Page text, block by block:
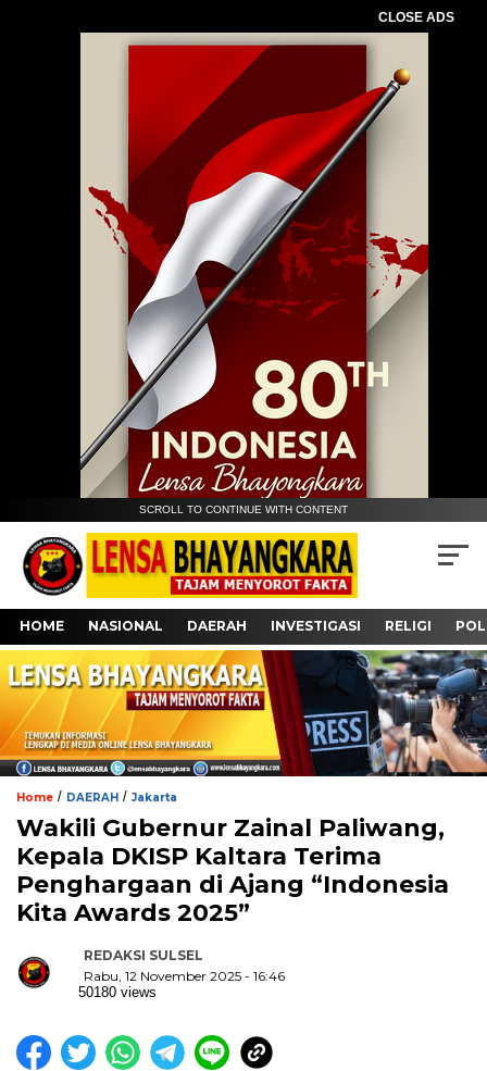
CLOSE ADS
SCROLL TO CONTINUE WITH CONTENT
HOME NASIONAL DAERAH INVESTIGASI RELIGI
Home / DAERAH / Jakarta
Wakili Gubernur Zainal Paliwang,
Kepala DKISP Kaltara Terima
Penghargaan di Ajang “Indonesia
Kita Awards 2025”
REDAKSI SULSEL
Rabu, 12 November 2025 - 16:46
50180 views